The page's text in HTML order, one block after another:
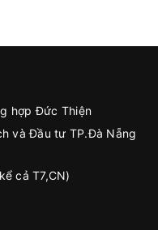
hợp Đức Thiện
và Đầu tư TP.Đà Nẵng
cả T7,CN)